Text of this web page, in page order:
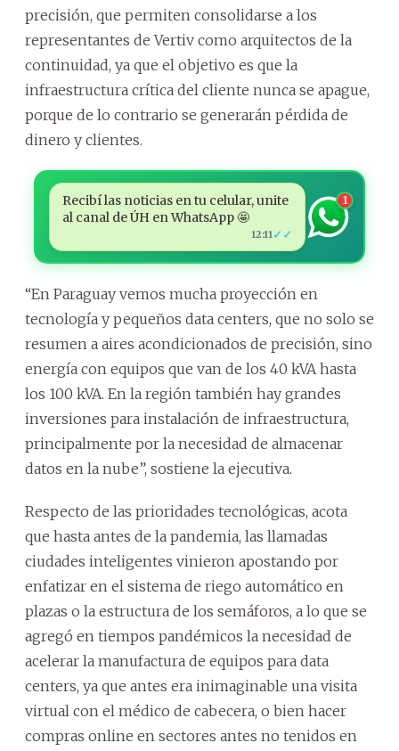
precisión, que permiten consolidarse a los
representantes de Vertiv como arquitectos de la
continuidad, ya que el objetivo es que la
infraestructura crítica del cliente nunca se apague,
porque de lo contrario se generarán pérdida de
dinero y clientes.
Recibí las noticias en tu celular, unite
al canal de ÚH en WhatsApp 🤩
12:11✓✓
1
“En Paraguay vemos mucha proyección en
tecnología y pequeños data centers, que no solo se
resumen a aires acondicionados de precisión, sino
energía con equipos que van de los 40 kVA hasta
los 100 kVA. En la región también hay grandes
inversiones para instalación de infraestructura,
principalmente por la necesidad de almacenar
datos en la nube”, sostiene la ejecutiva.
Respecto de las prioridades tecnológicas, acota
que hasta antes de la pandemia, las llamadas
ciudades inteligentes vinieron apostando por
enfatizar en el sistema de riego automático en
plazas o la estructura de los semáforos, a lo que se
agregó en tiempos pandémicos la necesidad de
acelerar la manufactura de equipos para data
centers, ya que antes era inimaginable una visita
virtual con el médico de cabecera, o bien hacer
compras online en sectores antes no tenidos en